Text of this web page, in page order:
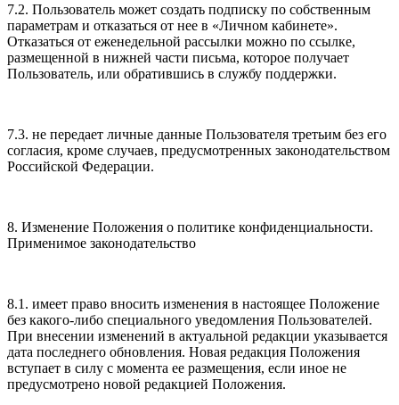
7.2. Пользователь может создать подписку по собственным
параметрам и отказаться от нее в «Личном кабинете».
Отказаться от еженедельной рассылки можно по ссылке,
размещенной в нижней части письма, которое получает
Пользователь, или обратившись в службу поддержки.
7.3. не передает личные данные Пользователя третьим без его
согласия, кроме случаев, предусмотренных законодательством
Российской Федерации.
8. Изменение Положения о политике конфиденциальности.
Применимое законодательство
8.1. имеет право вносить изменения в настоящее Положение
без какого-либо специального уведомления Пользователей.
При внесении изменений в актуальной редакции указывается
дата последнего обновления. Новая редакция Положения
вступает в силу с момента ее размещения, если иное не
предусмотрено новой редакцией Положения.